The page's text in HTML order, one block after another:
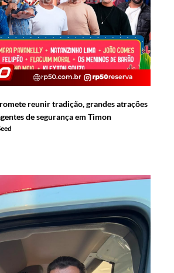
reunir tradição, grandes atrações
de segurança em Timon